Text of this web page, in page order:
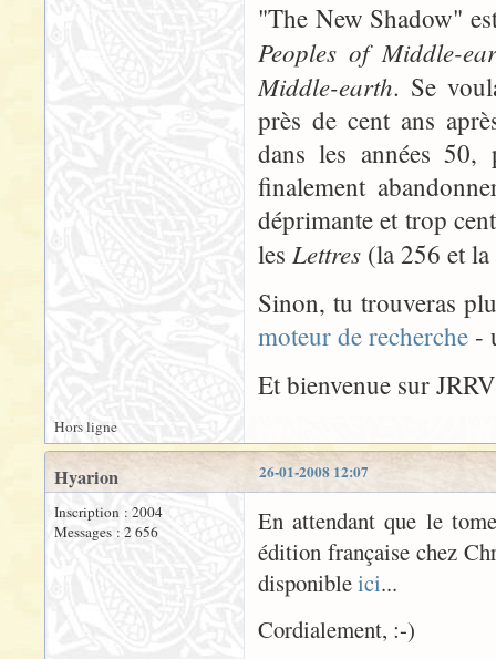
"The New Shadow"
Peoples of Middle-
Middle-earth. Se
près de cent ans
dans les années 50,
finalement
déprimante et trop
les Lettres (la 256 et
Sinon, tu trouveras
moteur de recherche -
Et bienvenue sur
Hors ligne
26-01-2008 12:07
Hyarion
Inscription : 2004
Messages : 2 656
En attendant que le
édition française chez
disponibleici...
Cordialement, :-)